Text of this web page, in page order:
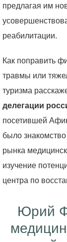
предлагая им
реабилитации.
Как поправить
травмы или
туризма
делегации
посетившей
было
рынка
изучение
центра по
Юрий